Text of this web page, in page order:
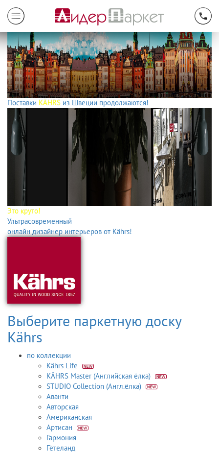
Поставки KÄHRS из Швеции продолжаются!
Это круто!
Ультрасовременный
онлайн дизайнер интерьеров от Kährs!
Выберите паркетную доску
Kährs
по коллекции
Kährs Life
KÄHRS Master (Английская ёлка)
STUDIO Collection (Англ.ёлка)
Аванти
Авторская
Американская
Артисан
Гармония
Гётеланд